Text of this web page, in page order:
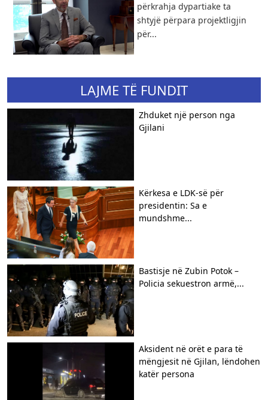
përkrahja dypartiake ta
shtyjë përpara projektligjin
për...
LAJME TË FUNDIT
Zhduket një person nga
Gjilani
Kërkesa e LDK-së për
presidentin: Sa e
mundshme...
Bastisje në Zubin Potok –
Policia sekuestron armë,...
Aksident në orët e para të
mëngjesit në Gjilan, lëndohen
katër persona